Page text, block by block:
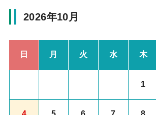
2026年10月
日 月 火 水 木
1